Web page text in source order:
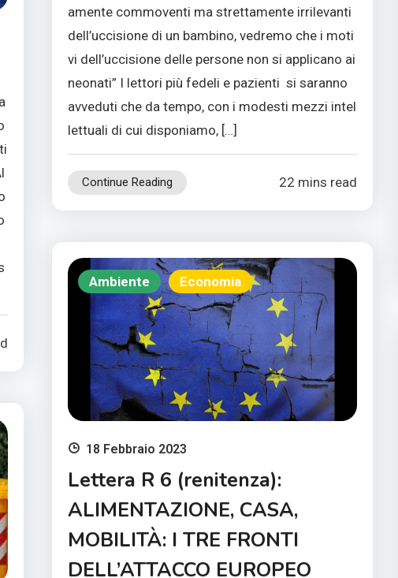
amente commoventi ma strettamente irrilevanti
dell’uccisione di un bambino, vedremo che i moti
vi dell’uccisione delle persone non si applicano ai
neonati” I lettori più fedeli e pazienti si saranno
avveduti che da tempo, con i modesti mezzi intel
lettuali di cui disponiamo, […]
Continue Reading 22 mins read
Ambiente Economia
18 Febbraio 2023
Lettera R 6 (renitenza):
ALIMENTAZIONE, CASA,
MOBILITÀ: I TRE FRONTI
DELL’ATTACCO EUROPEO